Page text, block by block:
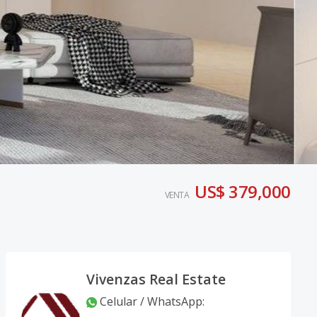
VENTA US$ 379,000
Vivenzas Real Estate
Celular / WhatsApp: